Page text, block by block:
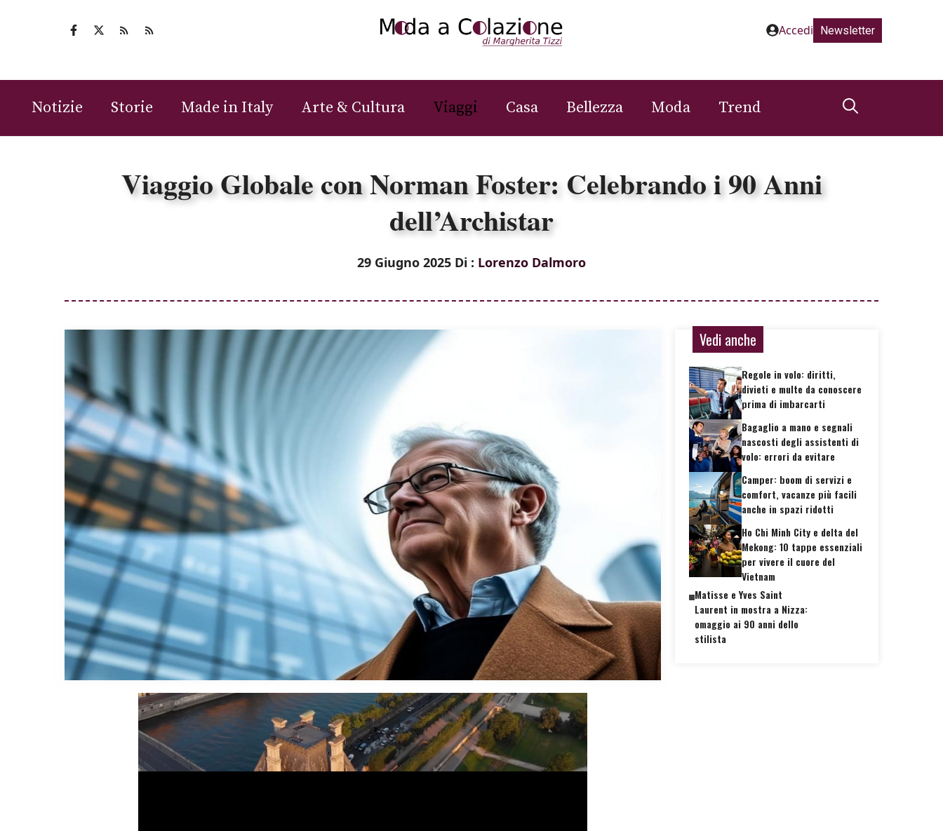
Accedi Newsletter
Notizie Storie Made in Italy Arte & Cultura Viaggi Casa Bellezza Moda Trend
Viaggio Globale con Norman Foster: Celebrando i 90 Anni
dell’Archistar
29 Giugno 2025 Di : Lorenzo Dalmoro
Vedi anche
Regole in volo: diritti,
divieti e multe da conoscere
prima di imbarcarti
Bagaglio a mano e segnali
nascosti degli assistenti di
volo: errori da evitare
Camper: boom di servizi e
comfort, vacanze più facili
anche in spazi ridotti
Ho Chi Minh City e delta del
Mekong: 10 tappe essenziali
per vivere il cuore del
Vietnam
Matisse e Yves Saint
Laurent in mostra a Nizza:
omaggio ai 90 anni dello
stilista